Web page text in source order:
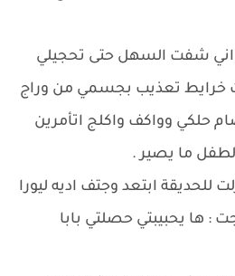
شفت السهل حتى تحجيلي
خرايط تعذيب بجسمي من وراج
حلكي وواكف واكلج اتأمرين
ما يصير .
ابتعد وجتف اديه ليورا
ها يحبيبتي حصلتي بابا